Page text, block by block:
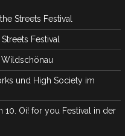
Streets Festival
Festival
und High Society im
10. Oi! for you Festival in der